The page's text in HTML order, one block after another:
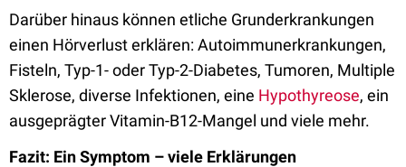
Darüber hinaus können etliche Grunderkrankungen
einen Hörverlust erklären: Autoimmunerkrankungen,
Fisteln, Typ-1- oder Typ-2-Diabetes, Tumoren, Multiple
Sklerose, diverse Infektionen, eine Hypothyreose, ein
ausgeprägter Vitamin-B12-Mangel und viele mehr.
Fazit: Ein Symptom – viele Erklärungen